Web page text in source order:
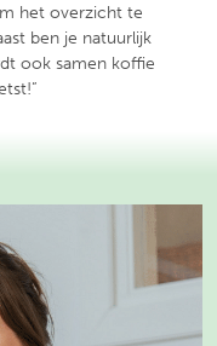
het overzicht te
ben je natuurlijk
ook samen koffie